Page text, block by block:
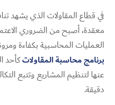
في قطاع المقاولات الذي يشهد
معقدة، أصبح من الضروري
العمليات المحاسبية بكفاءة
برنامج محاسبة المقاولاتكأحد
عنها لتنظيم المشاريع وتتبع
دقيقة.